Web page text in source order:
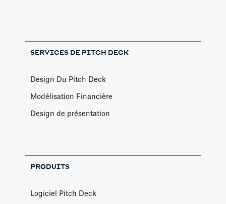
SERVICES DE PITCH DECK
Design Du Pitch Deck
Modélisation Financière
Design de présentation
PRODUITS
Logiciel Pitch Deck